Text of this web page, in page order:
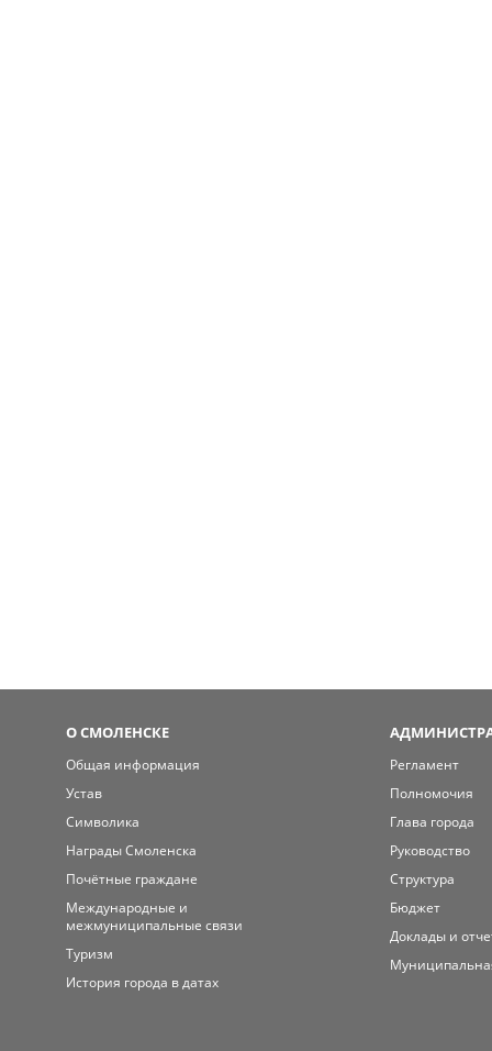
О СМОЛЕНСКЕ
Общая информация
Устав
Символика
Награды Смоленска
Почётные граждане
Международные и
межмуниципальные связи
Туризм
История города в датах
Регламент
Полномочия
Глава города
Руководство
Структура
Бюджет
Доклады и